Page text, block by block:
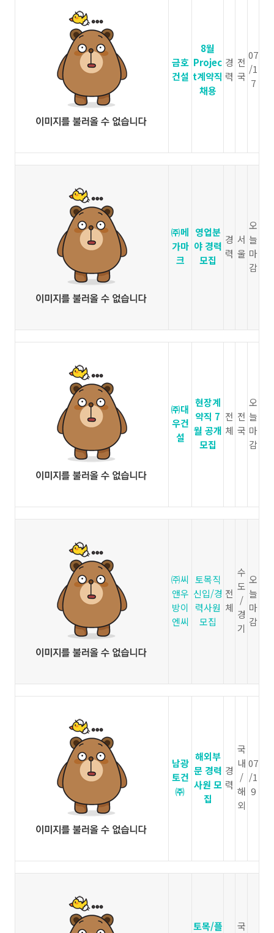
금호
건설
8월
Projec
t계약직
채용
경
력
전
국
07
/1
7
㈜메
가마
크
영업분
야 경력
모집
경
력
서
울
오
늘
마
감
㈜대
우건
설
현장계
약직 7
월 공개
모집
전
체
전
국
오
늘
마
감
㈜씨
앤우
방이
엔씨
토목직
신입/경
력사원
모집
전
체
수
도
/
경
기
오
늘
마
감
남광
토건
㈜
해외부
문 경력
사원 모
집
경
력
국
내
/
해
외
07
/1
9
토목/플
국